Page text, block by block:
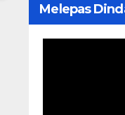
Melepas